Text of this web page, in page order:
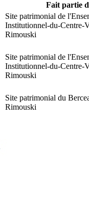
Fait partie
Site patrimonial de
Institutionnel-du-Centre-
Rimouski
Site patrimonial de
Institutionnel-du-Centre-
Rimouski
Site patrimonial du
Rimouski